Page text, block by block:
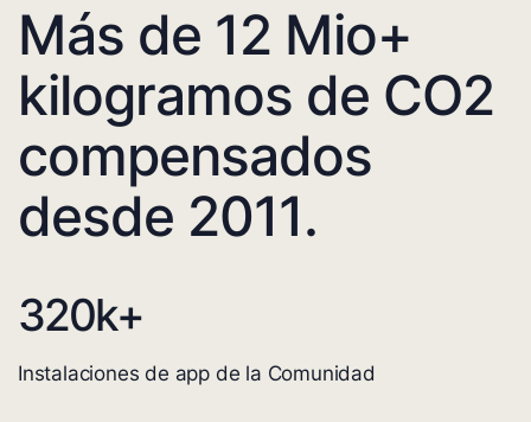
Más de 12 Mio+
kilogramos de CO2
compensados
desde 2011.
320k+
Instalaciones de app de la Comunidad